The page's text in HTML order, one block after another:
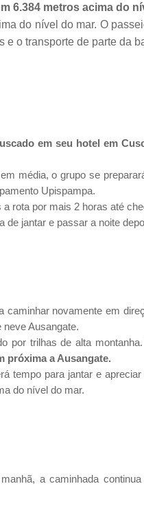
6.384 metros acima do
do nível do mar. O
o transporte de parte da
em seu hotel em
média, o grupo se
Upispampa.
rota por mais 2 horas até
de jantar e passar a noite
novamente em
neve Ausangate.
por trilhas de alta montanha.
próxima a Ausangate.
tempo para jantar e
do nível do mar.
a caminhada